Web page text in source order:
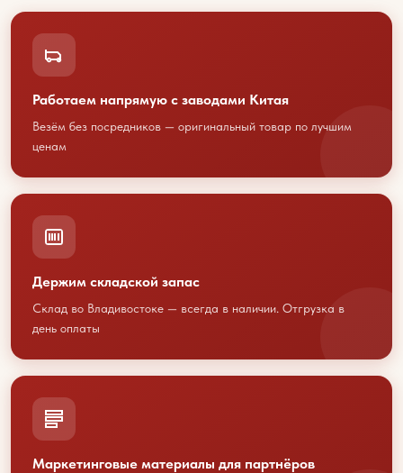
Работаем напрямую с заводами Китая
Везём без посредников — оригинальный товар по лучшим
ценам
Держим складской запас
Склад во Владивостоке — всегда в наличии. Отгрузка в
день оплаты
Маркетинговые материалы для партнёров
сотрудничество?
Свяжитесь с нами любым
удобным способом
sales@youcofoods.ru
заказов